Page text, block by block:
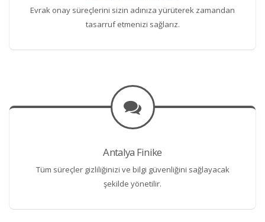
Evrak onay süreçlerini sizin adınıza yürüterek zamandan
tasarruf etmenizi sağlarız.
Antalya Finike
Tüm süreçler gizliliğinizi ve bilgi güvenliğini sağlayacak
şekilde yönetilir.